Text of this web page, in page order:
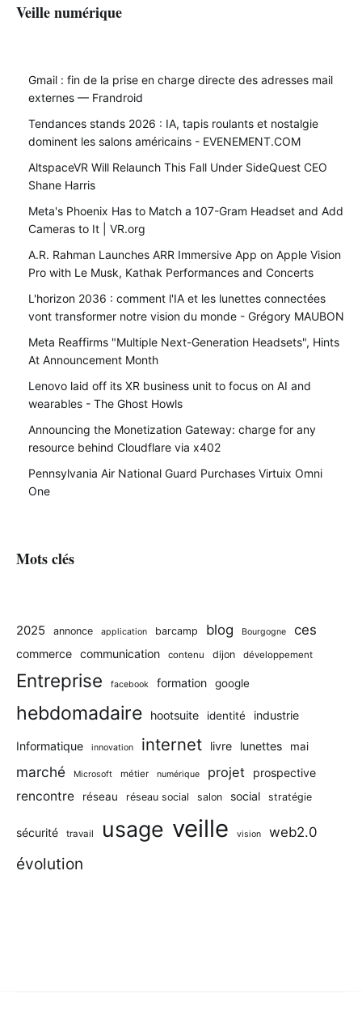
Veille numérique
Gmail : fin de la prise en charge directe des adresses mail
externes — Frandroid
Tendances stands 2026 : IA, tapis roulants et nostalgie
dominent les salons américains - EVENEMENT.COM
AltspaceVR Will Relaunch This Fall Under SideQuest CEO
Shane Harris
Meta's Phoenix Has to Match a 107-Gram Headset and Add
Cameras to It | VR.org
A.R. Rahman Launches ARR Immersive App on Apple Vision
Pro with Le Musk, Kathak Performances and Concerts
L'horizon 2036 : comment l'IA et les lunettes connectées
vont transformer notre vision du monde - Grégory MAUBON
Meta Reaffirms "Multiple Next-Generation Headsets", Hints
At Announcement Month
Lenovo laid off its XR business unit to focus on AI and
wearables - The Ghost Howls
Announcing the Monetization Gateway: charge for any
resource behind Cloudflare via x402
Pennsylvania Air National Guard Purchases Virtuix Omni
One
Mots clés
2025 annonce application barcamp blog Bourgogne ces
commerce communication contenu dijon développement
Entreprise facebook formation google
hebdomadaire hootsuite identité industrie
Informatique innovation internet livre lunettes mai
marché Microsoft métier numérique projet prospective
rencontre réseau réseau social salon social stratégie
sécurité travail usage veille vision web2.0
évolution